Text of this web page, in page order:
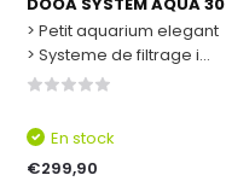
> Petit aquarium elegant
> Systeme de filtrage i...
En stock
€299,90